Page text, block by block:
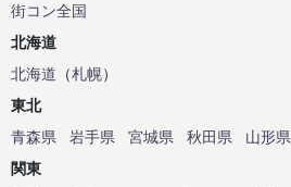
街コン全国
北海道
北海道 （札幌）
東北
青森県
岩手県 宮城県 秋田県 山形県
関東